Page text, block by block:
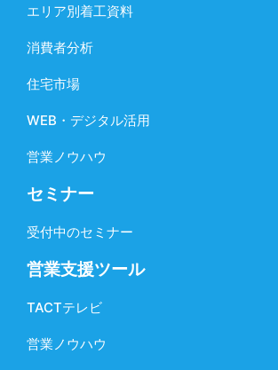
エリア別着工資料
消費者分析
住宅市場
WEB・デジタル活用
営業ノウハウ
セミナー
受付中のセミナー
営業支援ツール
TACTテレビ
営業ノウハウ